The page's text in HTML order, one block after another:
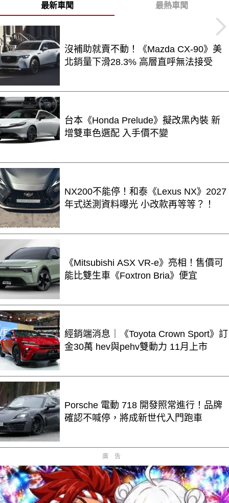
最新車聞 最熱車聞
沒補助就賣不動！《Mazda CX-90》美
北銷量下滑28.3% 高層直呼無法接受
台本《Honda Prelude》擬改黑內裝 新
增雙車色選配 入手價不變
NX200不能停！和泰《Lexus NX》2027
年式送測資料曝光 小改款再等等？！
《Mitsubishi ASX VR-e》亮相！售價可
能比雙生車《Foxtron Bria》便宜
經銷端消息｜《Toyota Crown Sport》訂
金30萬 hev與pehv雙動力 11月上市
Porsche 電動 718 開發照常進行！品牌
確認不喊停，將成新世代入門跑車
廣告